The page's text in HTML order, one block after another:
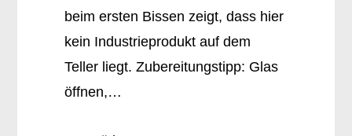
beim ersten Bissen zeigt, dass hier
kein Industrieprodukt auf dem
Teller liegt. Zubereitungstipp: Glas
öffnen,…